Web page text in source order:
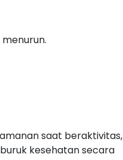
saat beraktivitas,
kesehatan secara